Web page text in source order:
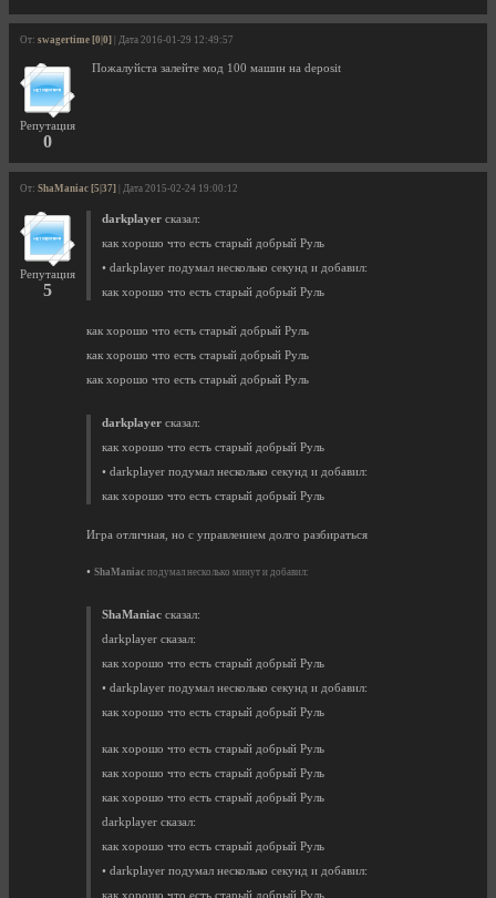
От: swagertime [0|0] | Дата 2016-01-29 12:49:57
Репутация
0
Пожалуйста залейте мод 100 машин на deposit
От: ShaManiac [5|37] | Дата 2015-02-24 19:00:12
Репутация
5
darkplayer сказал:
как хорошо что есть старый добрый Руль
• darkplayer подумал несколько секунд и добавил:
как хорошо что есть старый добрый Руль
как хорошо что есть старый добрый Руль
как хорошо что есть старый добрый Руль
как хорошо что есть старый добрый Руль
darkplayer сказал:
как хорошо что есть старый добрый Руль
• darkplayer подумал несколько секунд и добавил:
как хорошо что есть старый добрый Руль
Игра отличная, но с управлением долго разбираться
• ShaManiac подумал несколько минут и добавил:
ShaManiac сказал:
darkplayer сказал:
как хорошо что есть старый добрый Руль
• darkplayer подумал несколько секунд и добавил:
как хорошо что есть старый добрый Руль
как хорошо что есть старый добрый Руль
как хорошо что есть старый добрый Руль
как хорошо что есть старый добрый Руль
darkplayer сказал:
как хорошо что есть старый добрый Руль
• darkplayer подумал несколько секунд и добавил:
как хорошо что есть старый добрый Руль